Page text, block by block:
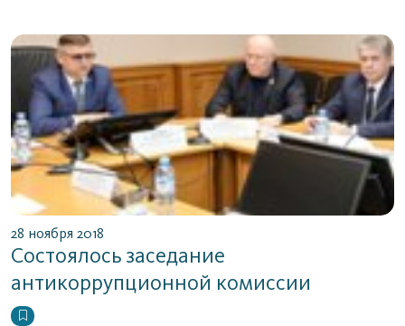
28 ноября 2018
Состоялось заседание
антикоррупционной комиссии